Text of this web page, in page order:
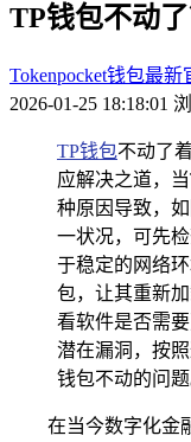
TP钱包不动
Tokenpocket钱包最新
2026-01-25 18:18:01
TP钱包不动了
应解决之道，
种原因导致，
一状况，可先
于稳定的网络
包，让其重新
看软件是否需
潜在漏洞，按
钱包不动的问题
在当今数字化金